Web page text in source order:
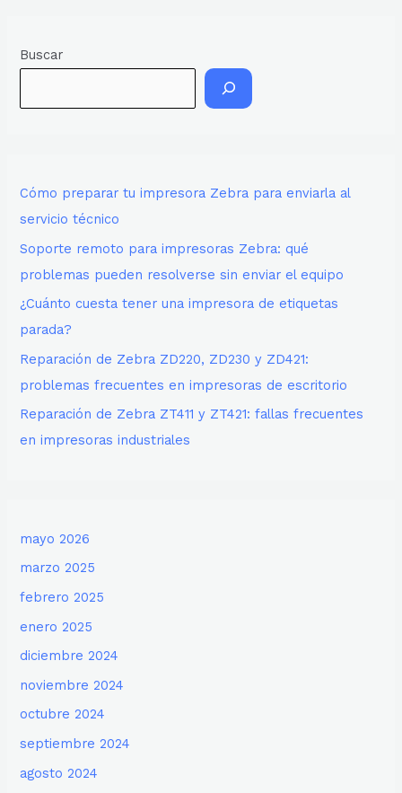
Buscar
Cómo preparar tu impresora Zebra para enviarla al
servicio técnico
Soporte remoto para impresoras Zebra: qué
problemas pueden resolverse sin enviar el equipo
¿Cuánto cuesta tener una impresora de etiquetas
parada?
Reparación de Zebra ZD220, ZD230 y ZD421:
problemas frecuentes en impresoras de escritorio
Reparación de Zebra ZT411 y ZT421: fallas frecuentes
en impresoras industriales
mayo 2026
marzo 2025
febrero 2025
enero 2025
diciembre 2024
noviembre 2024
octubre 2024
septiembre 2024
agosto 2024